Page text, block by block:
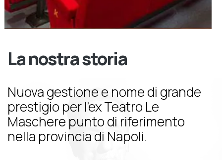
La nostra storia
Nuova gestione e nome di grande
prestigio per l’ex Teatro Le
Maschere punto di riferimento
nella provincia di Napoli.